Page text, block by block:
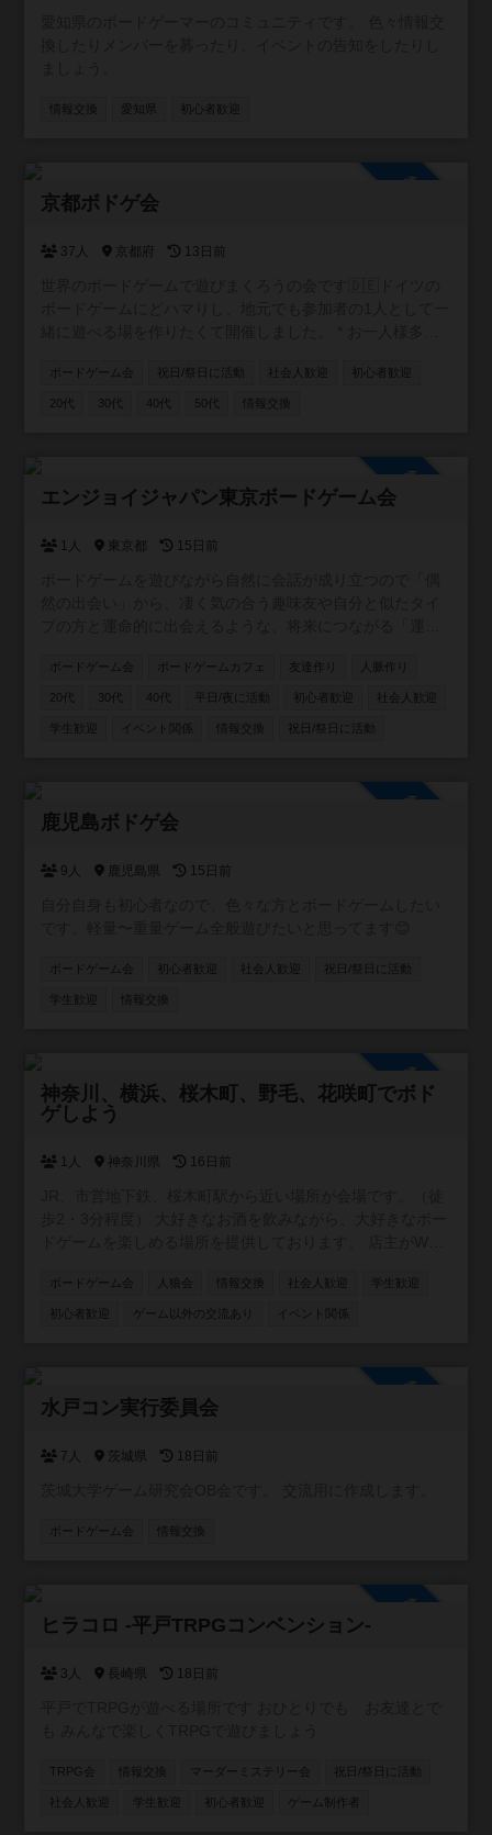
情報交換 愛知県 初心者歓迎
京都ボドゲ会
37人 京都府 13日前
入退室時間は自由 もちろん、市外・府外の方も大歓迎で
す。 月1回程度、公共施設でオープン会を開催していま
再開していきますので、気長によろしくです〜🐈
ボードゲーム会 祝日/祭日に活動 社会人歓迎 初心者歓迎
20代 30代 40代 50代 情報交換
エンジョイジャパン東京ボードゲーム会
1人 東京都 15日前
企画しています✨ 公式ページ https://enjoyjp.jp/
ボードゲーム会 ボードゲームカフェ 友達作り 人脈作り
20代 30代 40代 平日/夜に活動 初心者歓迎 社会人歓迎
学生歓迎 イベント関係 情報交換 祝日/祭日に活動
鹿児島ボドゲ会
9人 鹿児島県 15日前
ボードゲーム会 初心者歓迎 社会人歓迎 祝日/祭日に活動
学生歓迎 情報交換
参加自由
神奈川、横浜、桜木町、野毛、花咲町でボド
ゲしよう
1人 神奈川県 16日前
てスペースを貸し出す事はできます。要するに、店主不在
の時は、お酒や食事の提供、ボードゲームのルール説明が
した。 店内には約２００種類のボドゲ、いくつかの人狼
系、クトゥルフ神話TRPGのルールブックがございます。
土日祝のカテゴリに分けて参加を募っていきます。 これか
ニティに参加いただき、開催の連絡ができる人数を増やさ
ボードゲーム会 人狼会 情報交換 社会人歓迎 学生歓迎
初心者歓迎 ゲーム以外の交流あり イベント関係
水戸コン実行委員会
7人 茨城県 18日前
ボードゲーム会 情報交換
ヒラコロ -平戸TRPGコンベンション-
3人 長崎県 18日前
TRPG会 情報交換 マーダーミステリー会 祝日/祭日に活動
社会人歓迎 学生歓迎 初心者歓迎 ゲーム制作者